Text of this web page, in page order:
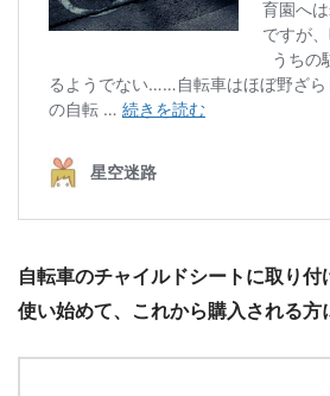
自転車のチャイルドシートに取り
使い始めて、これから購入される方